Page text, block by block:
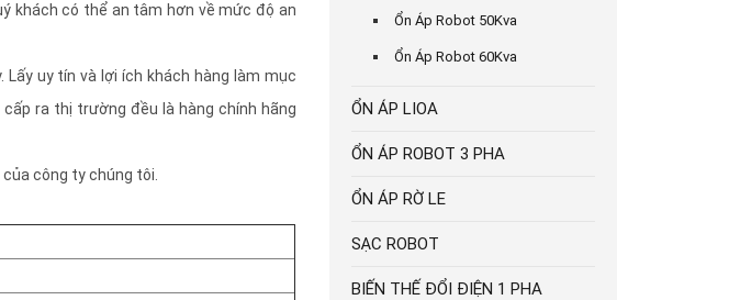
khách có thể an tâm hơn về mức độ an
Lấy uy tín và lợi ích khách hàng làm mục
ra thị trường đều là hàng chính hãng
của công ty chúng tôi.
Ổn Áp Robot 50Kva
Ổn Áp Robot 60Kva
ỔN ÁP LIOA
ỔN ÁP ROBOT 3 PHA
ỔN ÁP RỜ LE
SẠC ROBOT
BIẾN THẾ ĐỔI ĐIỆN 1 PHA